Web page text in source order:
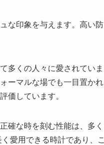
な印象を与えます。高い防
多くの人々に愛されていま
ーマルな場でも一目置かれ
価しています。
確な時を刻む性能は、多く
愛用できる時計であり、こ